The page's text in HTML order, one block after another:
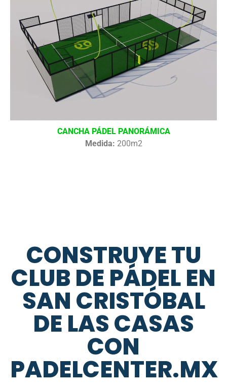
CANCHA PÁDEL PANORÁMICA
Medida: 200m2
CONSTRUYE TU
CLUB DE PÁDEL EN
SAN CRISTÓBAL
DE LAS CASAS
CON
PADELCENTER.MX